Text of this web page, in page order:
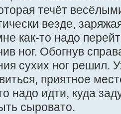
течёт
везде,
как-то надо
ног. Обогнув
сухих ног решил.
приятное
надо идти, куда
сыровато.